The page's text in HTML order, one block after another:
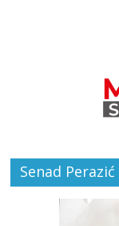
Senad Perazić